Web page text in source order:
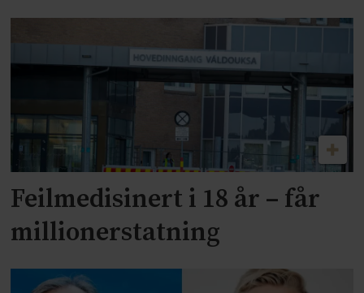
Feilmedisinert i 18 år – får
millionerstatning